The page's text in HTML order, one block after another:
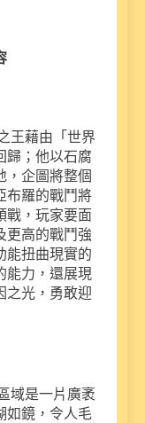
王藉由「世界
歸；他以石腐
，企圖將整個
布羅的戰鬥將
戰，玩家要面
更高的戰鬥強
能扭曲現實的
能力，還展現
之光，勇敢迎
域是一片廣袤
如鏡，令人毛